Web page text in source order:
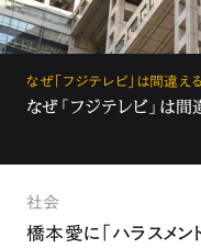
なぜ「フジテレビ」は間違え
なぜ「フジテレビ」は間
社会
橋本愛に「ハラスメ